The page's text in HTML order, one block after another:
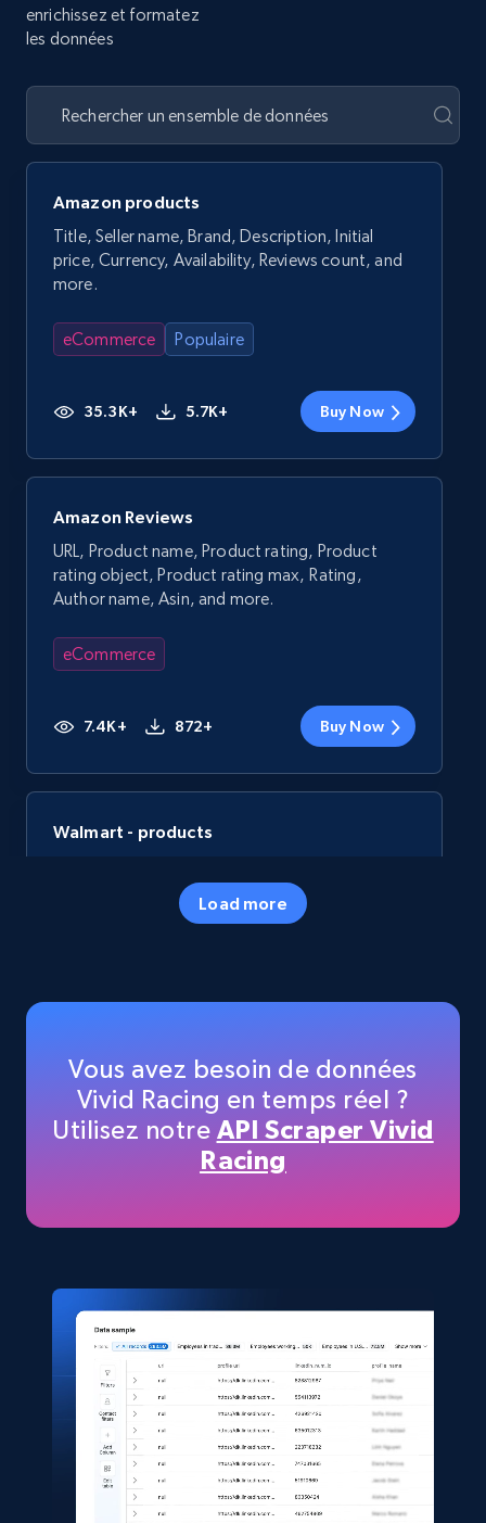
enrichissez et formatez
les données
Amazon products
Title, Seller name, Brand, Description, Initial
price, Currency, Availability, Reviews count, and
more.
eCommerce Populaire
35.3K+ 5.7K+ Buy Now
Amazon Reviews
URL, Product name, Product rating, Product
rating object, Product rating max, Rating,
Author name, Asin, and more.
eCommerce
7.4K+ 872+ Buy Now
Walmart - products
Specifications, Image urls, Top reviews, and
URL, Title, Available, Description, Currency, Initial
5.4K+
Shein- Products
Product name, Description, Initial price, Final
price, Currency, In stock, Color, Size, and more.
Load more
Vous avez besoin de données
Vivid Racing en temps réel ?
Utilisez notre API Scraper Vivid
Racing